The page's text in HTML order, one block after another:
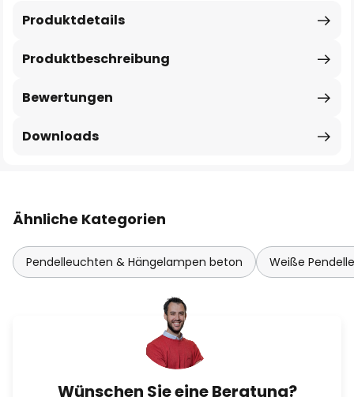
Produktbeschreibung
Produktdetails
Bewertungen
Downloads
Ähnliche Kategorien
Pendelleuchten & Hängelampen beton Weiße
Wünschen Sie eine Beratung?